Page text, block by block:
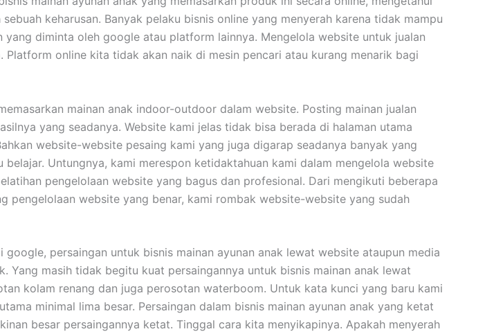
keharusan. Banyak pelaku bisnis online yang menyerah karena tidak mampu
diminta oleh google atau platform lainnya. Mengelola website untuk jualan
online kita tidak akan naik di mesin pencari atau kurang menarik bagi
mainan anak indoor-outdoor dalam website. Posting mainan jualan
yang seadanya. Website kami jelas tidak bisa berada di halaman utama
website-website pesaing kami yang juga digarap seadanya banyak yang
Untungnya, kami merespon ketidaktahuan kami dalam mengelola website
pengelolaan website yang bagus dan profesional. Dari mengikuti beberapa
website yang benar, kami rombak website-website yang sudah
google, persaingan untuk bisnis mainan ayunan anak lewat website ataupun media
Yang masih tidak begitu kuat persaingannya untuk bisnis mainan anak lewat
kolam renang dan juga perosotan waterboom. Untuk kata kunci yang baru kami
minimal lima besar. Persaingan dalam bisnis mainan ayunan anak yang ketat
besar persaingannya ketat. Tinggal cara kita menyikapinya. Apakah menyerah